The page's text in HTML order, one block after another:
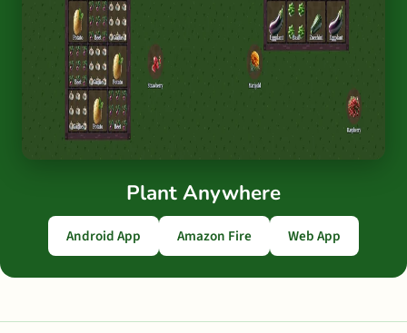
Plant Anywhere
Android App Amazon Fire Web App